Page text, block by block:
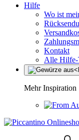
Hilfe
Wo ist
Kontakt
Alle Hilfe-
Mehr Inspiration